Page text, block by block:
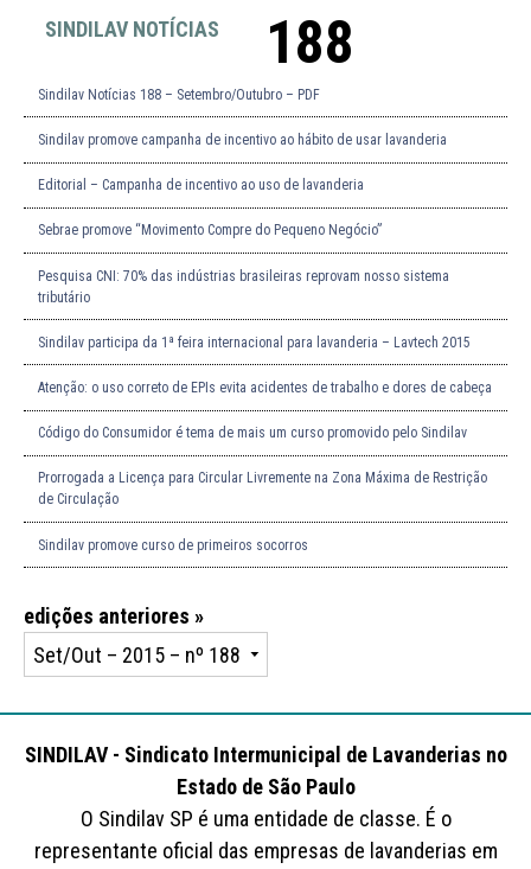
SINDILAV NOTÍCIAS 188
Sindilav Notícias 188 – Setembro/Outubro – PDF
Sindilav promove campanha de incentivo ao hábito de usar lavanderia
Editorial – Campanha de incentivo ao uso de lavanderia
Sebrae promove “Movimento Compre do Pequeno Negócio”
Pesquisa CNI: 70% das indústrias brasileiras reprovam nosso sistema
tributário
Sindilav participa da 1ª feira internacional para lavanderia – Lavtech 2015
Atenção: o uso correto de EPIs evita acidentes de trabalho e dores de cabeça
Código do Consumidor é tema de mais um curso promovido pelo Sindilav
Prorrogada a Licença para Circular Livremente na Zona Máxima de Restrição
de Circulação
Sindilav promove curso de primeiros socorros
edições anteriores »
SINDILAV - Sindicato Intermunicipal de Lavanderias no
Estado de São Paulo
O Sindilav SP é uma entidade de classe. É o
representante oficial das empresas de lavanderias em